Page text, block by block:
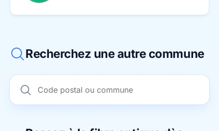
Recherchez une autre commune